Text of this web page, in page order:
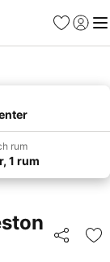
Favoriter
Logga
rum
1 rum
Dela